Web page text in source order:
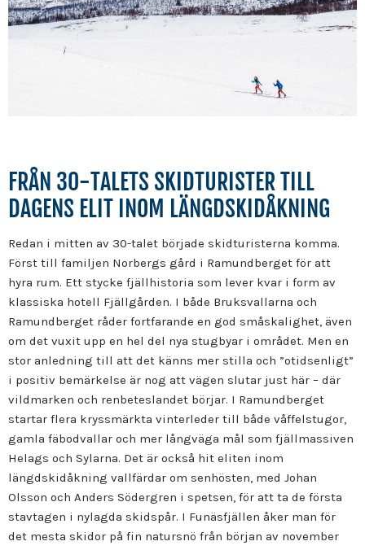
FRÅN 30-TALETS SKIDTURISTER TILL
DAGENS ELIT INOM LÄNGDSKIDÅKNING
Redan i mitten av 30-talet började skidturisterna komma.
Först till familjen Norbergs gård i Ramundberget för att
hyra rum. Ett stycke fjällhistoria som lever kvar i form av
klassiska hotell Fjällgården. I både Bruksvallarna och
Ramundberget råder fortfarande en god småskalighet, även
om det vuxit upp en hel del nya stugbyar i området. Men en
stor anledning till att det känns mer stilla och ”otidsenligt”
i positiv bemärkelse är nog att vägen slutar just här – där
vildmarken och renbeteslandet börjar. I Ramundberget
startar flera kryssmärkta vinterleder till både våffelstugor,
gamla fäbodvallar och mer långväga mål som fjällmassiven
Helags och Sylarna. Det är också hit eliten inom
längdskidåkning vallfärdar om senhösten, med Johan
Olsson och Anders Södergren i spetsen, för att ta de första
stavtagen i nylagda skidspår. I Funäsfjällen åker man för
det mesta skidor på fin natursnö från början av november